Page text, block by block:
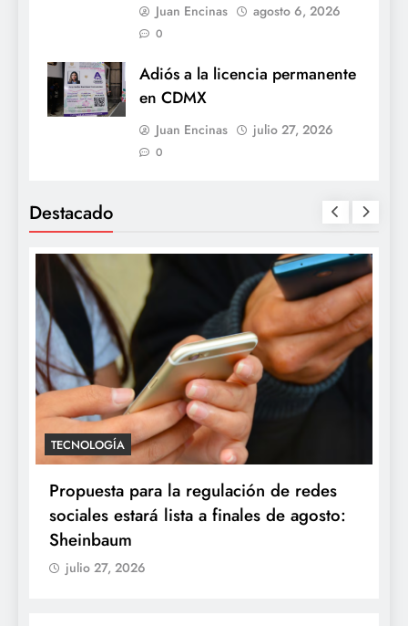
Juan Encinas agosto 6, 2026
0
Adiós a la licencia permanente
en CDMX
Juan Encinas julio 27, 2026
0
Destacado
TECNOLOGÍA
Propuesta para la regulación de redes
sociales estará lista a finales de agosto:
Sheinbaum
julio 27, 2026